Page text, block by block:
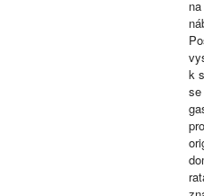
k